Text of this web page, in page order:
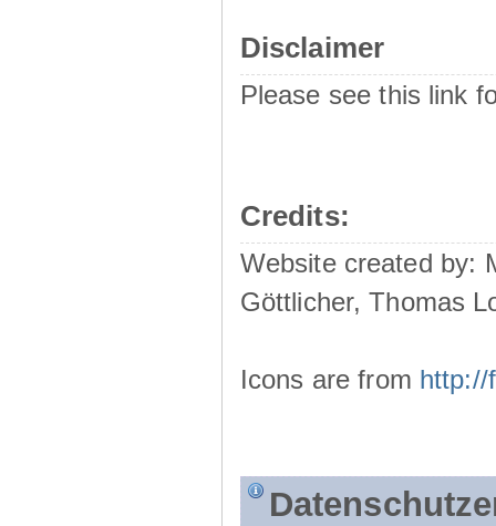
Disclaimer
Please see this link
Credits:
Website created by:
Göttlicher, Thomas
Icons are from http://